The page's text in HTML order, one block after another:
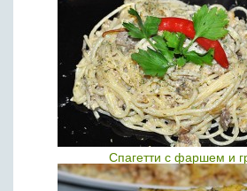
Спагетти с фаршем и